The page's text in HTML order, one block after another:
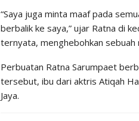
“Saya juga minta maaf pada
berbalik ke saya,” ujar Ratna di
ternyata, menghebohkan sebuah
Perbuatan Ratna Sarumpaet
tersebut, ibu dari aktris Atiqah
Jaya.